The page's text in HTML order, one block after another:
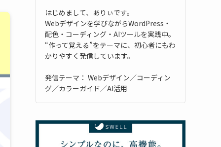
はじめまして、ありぃです。
Webデザインを学びながらWordPress・
配色・コーディング・AIツールを実践中。
“作って覚える”をテーマに、初心者にもわ
かりやすく発信しています。
発信テーマ： Webデザイン／コーディン
グ／カラーガイド／AI活用